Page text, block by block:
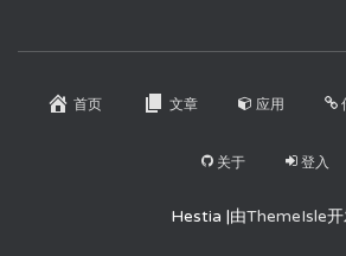
首页 文章 应用
关于 登入
Hestia |由ThemeIsle